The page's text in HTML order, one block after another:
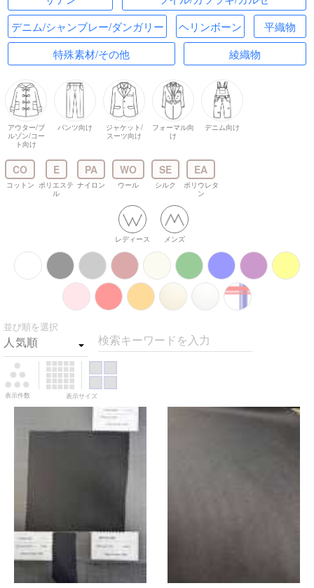
デニム/シャンブレー/ダンガリー
ヘリンボーン
平織物
特殊素材/その他
綾織物
アウター/ブ
ルゾン/コー
ト向け
パンツ向け
ジャケット/
スーツ向け
フォーマル向
け
デニム向け
CO
コットン
E
ポリエステ
ル
PA
ナイロン
WO
ウール
SE
シルク
EA
ポリウレタ
ン
レディース メンズ
並び順を選択
検索キーワードを入力
表示件数 表示サイズ